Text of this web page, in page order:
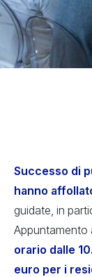
Successo di
hanno
guidate, in
Appuntamento
orario dalle
euro per i